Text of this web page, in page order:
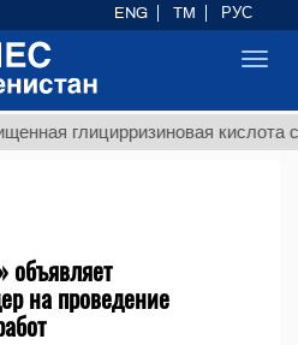
глицирризиновая кислота
объявляет
на проведение
ENG TM РУС